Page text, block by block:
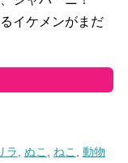
イケメンがまだ
ラ ぬこ ねこ 動物